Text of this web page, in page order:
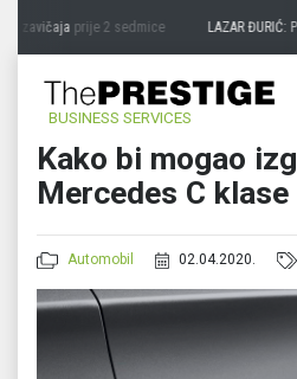
zavičajaprije 2 sedmice LAZAR ĐURIĆ:
BUSINESS SERVICES
Kako bi mogao
Mercedes C klase
Automobil 02.04.2020.